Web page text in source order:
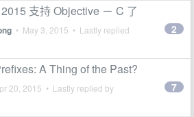
支持 Objective － C 了
• May 3, 2015 • Lastly replied
2
A Thing of the Past?
20, 2015 • Lastly replied by 7